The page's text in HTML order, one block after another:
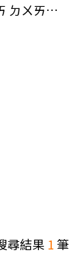
ㄉㄨㄞ綠
尋結果 1筆